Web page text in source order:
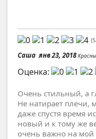
(5
Саша янв 23, 2018
Оценка:
Очень стильный, а
Не натирает плечи,
даже спустя время
новый и к тому же
очень важно на мой